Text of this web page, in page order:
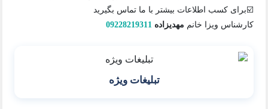
☑️برای کسب اطلاعات بیشتر با ما تماس بگیرید
کارشناس ویزا خانم مهدیزاده 09228219311
تبلیغات ویژه